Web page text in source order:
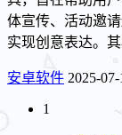
体宣传、活动邀
实现创意表达。
安卓软件 2025-07-
1